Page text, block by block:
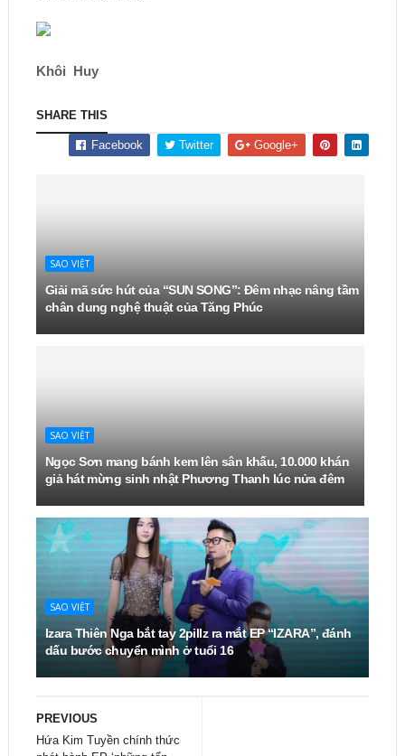
Khôi Huy
SHARE THIS
Facebook Twitter Google+
SAO VIỆT
Giải mã sức hút của “SUN SONG”: Đêm nhạc nâng tầm
chân dung nghệ thuật của Tăng Phúc
SAO VIỆT
Ngọc Sơn mang bánh kem lên sân khấu, 10.000 khán
giả hát mừng sinh nhật Phương Thanh lúc nửa đêm
SAO VIỆT
Izara Thiên Nga bắt tay 2pillz ra mắt EP “IZARA”, đánh
dấu bước chuyển mình ở tuổi 16
PREVIOUS
Hứa Kim Tuyền chính thức